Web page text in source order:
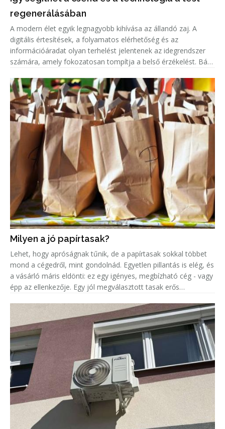
regenerálásában
A modern élet egyik legnagyobb kihívása az állandó zaj. A
digitális értesítések, a folyamatos elérhetőség és az
információáradat olyan terhelést jelentenek az idegrendszer
számára, amely fokozatosan tompítja a belső érzékelést. Bár
működés
Milyen a jó papírtasak?
Lehet, hogy apróságnak tűnik, de a papírtasak sokkal többet
mond a cégedről, mint gondolnád. Egyetlen pillantás is elég, és
a vásárló máris eldönti: ez egy igényes, megbízható cég - vagy
épp az ellenkezője. Egy jól megválasztott tasak erős